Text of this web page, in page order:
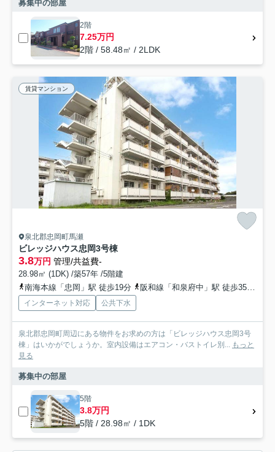
募集中の部屋
2階
7.25万円
2階 / 58.48㎡ / 2LDK
賃貸マンション
泉北郡忠岡町馬瀬
ビレッジハウス忠岡3号棟
3.8万円 管理/共益費-
28.98㎡ (1DK) /築57年 /5階建
南海本線「忠岡」駅 徒歩19分
阪和線「和泉府中」駅 徒歩35分
インターネット対応 公共下水
泉北郡忠岡町周辺にある物件をお求めの方は「ビレッジハウス忠岡3号
棟」はいかがでしょうか。室内設備はエアコン・バストイレ別... もっと
見る
募集中の部屋
5階
3.8万円
5階 / 28.98㎡ / 1DK